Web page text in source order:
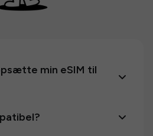
min eSIM til